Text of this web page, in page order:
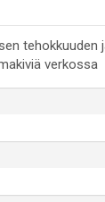
tehokkuuden
verkossa